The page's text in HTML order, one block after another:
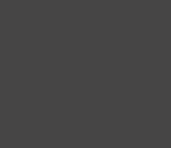
gwarancji